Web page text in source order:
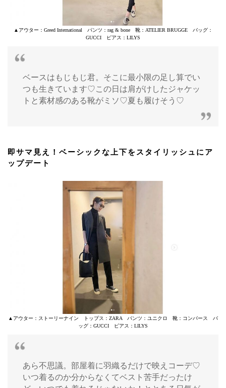
▲アウター：Greed International パンツ：rag & bone 靴：ATELIER BRUGGE バッグ：
GUCCI ピアス：LILYS
ベースはもじもじ君。そこに最小限の足し算でい
つも生きています♡この日は肩がけしたジャケッ
トと素材感のある靴がミソ♡夏も履けそう♡
即サマ見え！ベーシックな上下をスタイリッシュにア
ップデート
▲アウター：ストーリーナイン トップス：ZARA パンツ：ユニクロ 靴：コンバース バ
ッグ：GUCCI ピアス：LILYS
あら不思議。部屋着に羽織るだけで映えコーデ♡
いつ着るのか分からなくてベスト苦手だったけ